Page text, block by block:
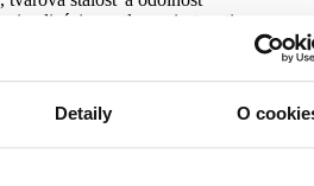
Detaily O
svetla v miestnosti